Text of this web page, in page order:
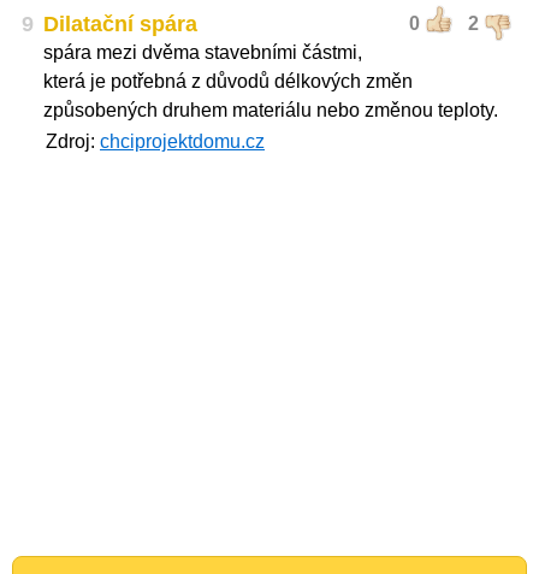
9 0 2
Dilatační spára
spára mezi dvěma stavebními částmi,
která je potřebná z důvodů délkových změn
způsobených druhem materiálu nebo změnou teploty.
Zdroj: chciprojektdomu.cz